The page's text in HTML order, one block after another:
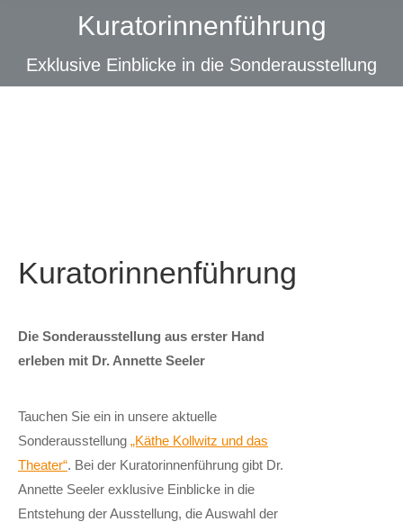
Kuratorinnenführung
Exklusive Einblicke in die Sonderausstellung
Kuratorinnenführung
Die Sonderausstellung aus erster Hand
erleben mit Dr. Annette Seeler
Tauchen Sie ein in unsere aktuelle
Sonderausstellung „Käthe Kollwitz und das
Theater“. Bei der Kuratorinnenführung gibt Dr.
Annette Seeler exklusive Einblicke in die
Entstehung der Ausstellung, die Auswahl der